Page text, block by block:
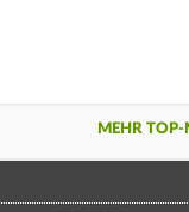
MEHR TOP-